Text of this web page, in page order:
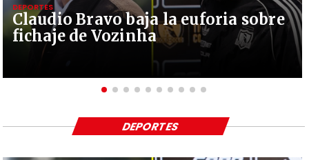
Claudio Bravo baja la euforia sobre
fichaje de Vozinha
DEPORTES
DEPORTES